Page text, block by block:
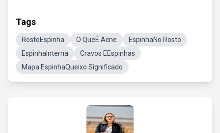
Tags
RostoEspinha O QueÉ Acne
EspinhaNo Rosto
EspinhaInterna
Cravos EEspinhas
Mapa EspinhaQueixo Significado